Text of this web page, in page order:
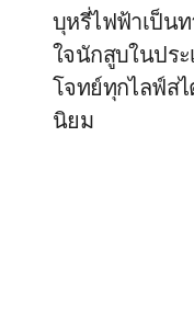
บุหรี่ไฟฟ้าเป็นทางเลือกยอดนิยมสำหรับผู้ที่ต้องการลดการสูบบุหรี่มวน และ RELX เป็นแบรนด์ที่ครอง
ใจนักสูบในปร
โจทย์ทุกไลฟ์ส
นิยม